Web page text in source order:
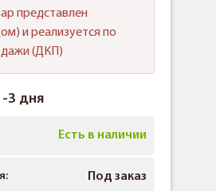
представлен
и реализуется по
(ДКП)
3 дня
Есть в наличии
Под заказ